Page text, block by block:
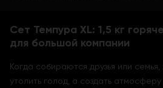
Сет Темпура XL: 1,5 кг
для большой компании
Когда собираются друзья или
утолить голод, а создать